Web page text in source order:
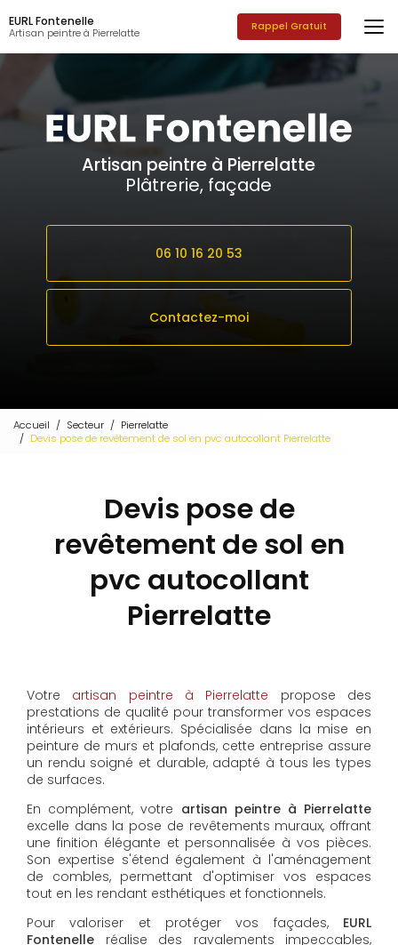
au
contenu
principal
EURL Fontenelle
Artisan peintre à Pierrelatte Rappel Gratuit
Artisan peintre à Pierrelatte
Plâtrerie, façade
06 10 16 20 53
Contactez-moi
Accueil Secteur
Pierrelatte
Devis pose de revêtement de sol en pvc autocollant Pierrelatte
Devis pose de
revêtement de sol en
pvc autocollant
Pierrelatte
Votre artisan peintre à Pierrelatte propose des
prestations de qualité pour transformer vos espaces
intérieurs et extérieurs. Spécialisée dans la mise en
peinture de murs et plafonds, cette entreprise assure
un rendu soigné et durable, adapté à tous les types
de surfaces.
En complément, votre artisan peintre à Pierrelatte
excelle dans la pose de revêtements muraux, offrant
une finition élégante et personnalisée à vos pièces.
Son expertise s'étend également à l'aménagement
de combles, permettant d'optimiser vos espaces
tout en les rendant esthétiques et fonctionnels.
Pour valoriser et protéger vos façades, EURL
Fontenelle réalise des ravalements impeccables,